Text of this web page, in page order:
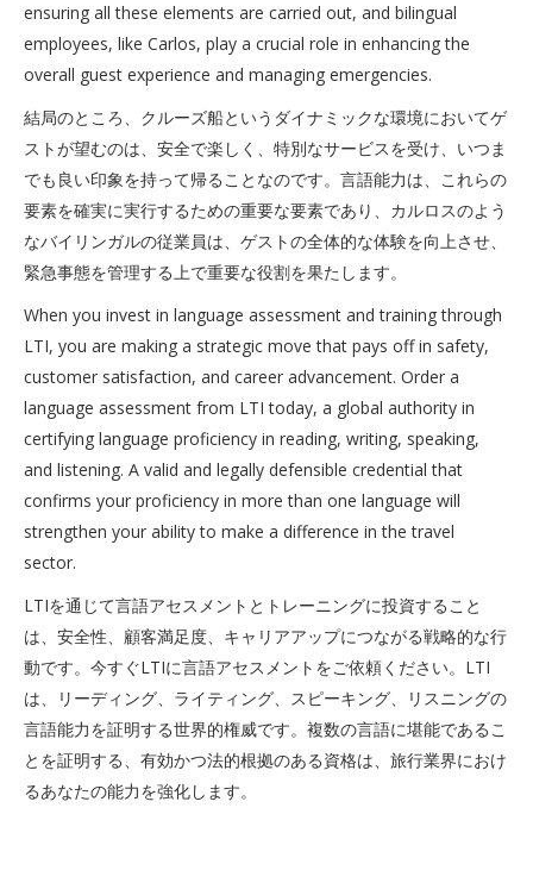
ensuring all these elements are carried out, and bilingual
employees, like Carlos, play a crucial role in enhancing the
overall guest experience and managing emergencies.
結局のところ、クルーズ船というダイナミックな環境においてゲ
ストが望むのは、安全で楽しく、特別なサービスを受け、いつま
でも良い印象を持って帰ることなのです。言語能力は、これらの
要素を確実に実行するための重要な要素であり、カルロスのよう
なバイリンガルの従業員は、ゲストの全体的な体験を向上させ、
緊急事態を管理する上で重要な役割を果たします。
When you invest in language assessment and training through
LTI, you are making a strategic move that pays off in safety,
customer satisfaction, and career advancement. Order a
language assessment from LTI today, a global authority in
certifying language proficiency in reading, writing, speaking,
and listening. A valid and legally defensible credential that
confirms your proficiency in more than one language will
strengthen your ability to make a difference in the travel
sector.
LTIを通じて言語アセスメントとトレーニングに投資すること
は、安全性、顧客満足度、キャリアアップにつながる戦略的な行
動です。今すぐLTIに言語アセスメントをご依頼ください。LTI
は、リーディング、ライティング、スピーキング、リスニングの
言語能力を証明する世界的権威です。複数の言語に堪能であるこ
とを証明する、有効かつ法的根拠のある資格は、旅行業界におけ
るあなたの能力を強化します。